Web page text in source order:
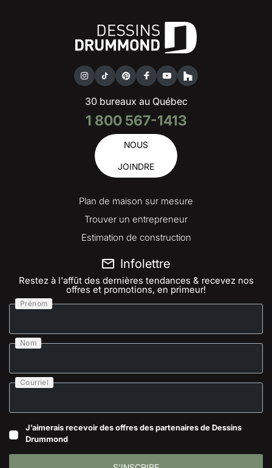
30 bureaux au Québec
1 800 567-1413
NOUS
JOINDRE
Plan de maison sur mesure
Trouver un entrepreneur
Estimation de construction
Infolettre
Restez à l'affût des dernières tendances & recevez nos
offres et promotions, en primeur!
Prénom
Nom
Courriel
J’aimerais recevoir des offres des partenaires de Dessins
Drummond